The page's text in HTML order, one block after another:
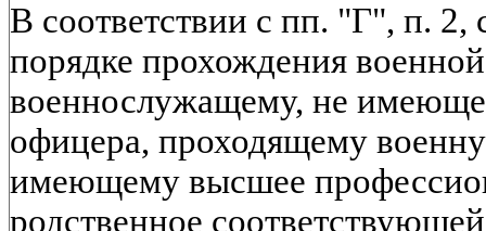
В соответствии с пп. "Г", п. 2,
порядке прохождения
военнослужащему, не
офицера, проходящему
имеющему высшее
родственное